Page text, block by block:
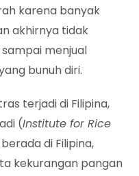
karena banyak
akhirnya tidak
menjual
bunuh diri.
terjadi di Filipina,
(Institute for Rice
di Filipina,
kekurangan pangan